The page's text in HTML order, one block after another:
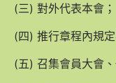
(三) 對外代表本會；
(四) 推行章程內規定
(五) 召集會員大會